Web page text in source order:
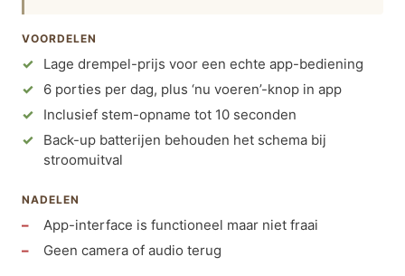
VOORDELEN
Lage drempel-prijs voor een echte app-bediening
6 porties per dag, plus ‘nu voeren’-knop in app
Inclusief stem-opname tot 10 seconden
Back-up batterijen behouden het schema bij
stroomuitval
NADELEN
App-interface is functioneel maar niet fraai
Geen camera of audio terug